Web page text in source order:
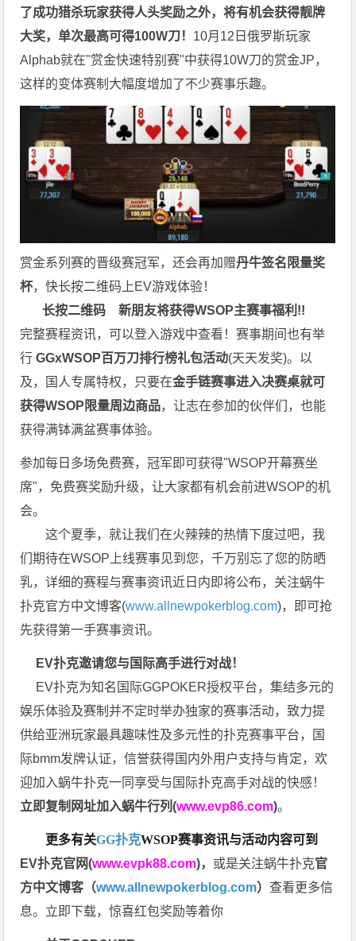
了成功猎杀玩家获得人头奖励之外，将有机会获得靓牌
大奖，单次最高可得100W刀！ 10月12日俄罗斯玩家
Alphab就在"赏金快速特别赛"中获得10W刀的赏金JP，
这样的变体赛制大幅度增加了不少赛事乐趣。
赏金系列赛的晋级赛冠军，还会再加赠丹牛签名限量奖
杯，快长按二维码上EV游戏体验！
长按二维码新朋友将获得WSOP主赛事福利!!
完整赛程资讯，可以登入游戏中查看！赛事期间也有举
行 GGxWSOP百万刀排行榜礼包活动(天天发奖)。以
及，国人专属特权，只要在金手链赛事进入决赛桌就可
获得WSOP限量周边商品，让志在参加的伙伴们，也能
获得满钵满盆赛事体验。
参加每日多场免费赛，冠军即可获得"WSOP开幕赛坐
席"，免费赛奖励升级，让大家都有机会前进WSOP的机
会。
这个夏季，就让我们在火辣辣的热情下度过吧，我
们期待在WSOP上线赛事见到您，千万别忘了您的防晒
乳，详细的赛程与赛事资讯近日内即将公布，关注蜗牛
扑克官方中文博客(www.allnewpokerblog.com)，即可抢
先获得第一手赛事资讯。
EV扑克邀请您与国际高手进行对战！
EV扑克为知名国际GGPOKER授权平台，集结多元的
娱乐体验及赛制并不定时举办独家的赛事活动，致力提
供给亚洲玩家最具趣味性及多元性的扑克赛事平台，国
际bmm发牌认证，信誉获得国内外用户支持与肯定，欢
迎加入蜗牛扑克一同享受与国际扑克高手对战的快感！
立即复制网址加入蜗牛行列(www.evp86.com)。
更多有关GG扑克WSOP赛事资讯与活动内容可到
EV扑克官网(www.evpk88.com)， 或是关注蜗牛扑克官
方中文博客（www.allnewpokerblog.com）查看更多信
息。立即下载，惊喜红包奖励等着你